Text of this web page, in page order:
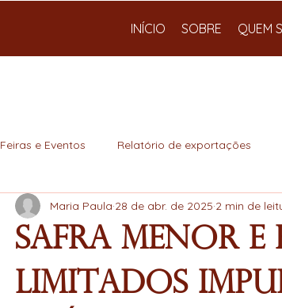
INÍCIO SOBRE QUEM
Feiras e Eventos Relatório de exportações
Safra Menor e
Limitados
Maria Paula 28 de abr. de 2025 2 min de